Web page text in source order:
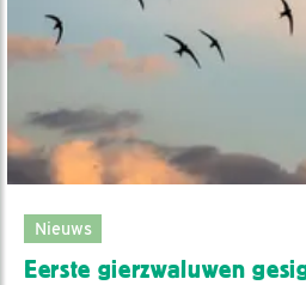
Nieuws
Eerste gierzwaluwen